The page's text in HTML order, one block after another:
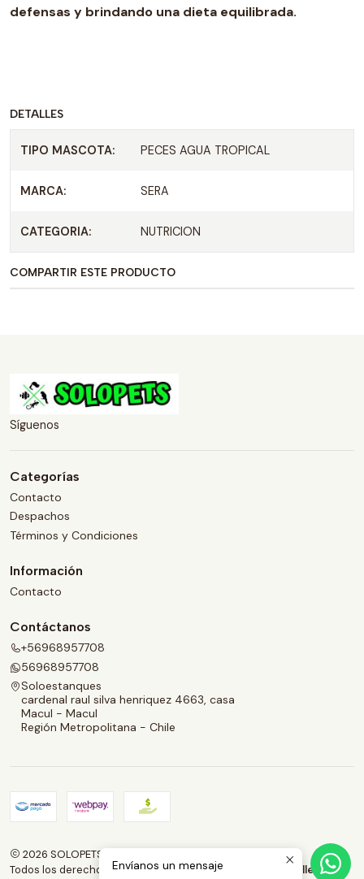
defensas y brindando una dieta equilibrada.
DETALLES
TIPO MASCOTA: PECES AGUA TROPICAL
MARCA: SERA
CATEGORIA: NUTRICION
COMPARTIR ESTE PRODUCTO
Síguenos
Categorías
Contacto
Despachos
Términos y Condiciones
Información
Contacto
Contáctanos
+56968957708
56968957708
Soloestanques
cardenal raul silva henriquez 4663, casa
Macul - Macul
Región Metropolitana - Chile
2026 SOLOPETS.CL.
Todos los derechos reservados.Desarrollado por Jumpseller
Envíanos un mensaje